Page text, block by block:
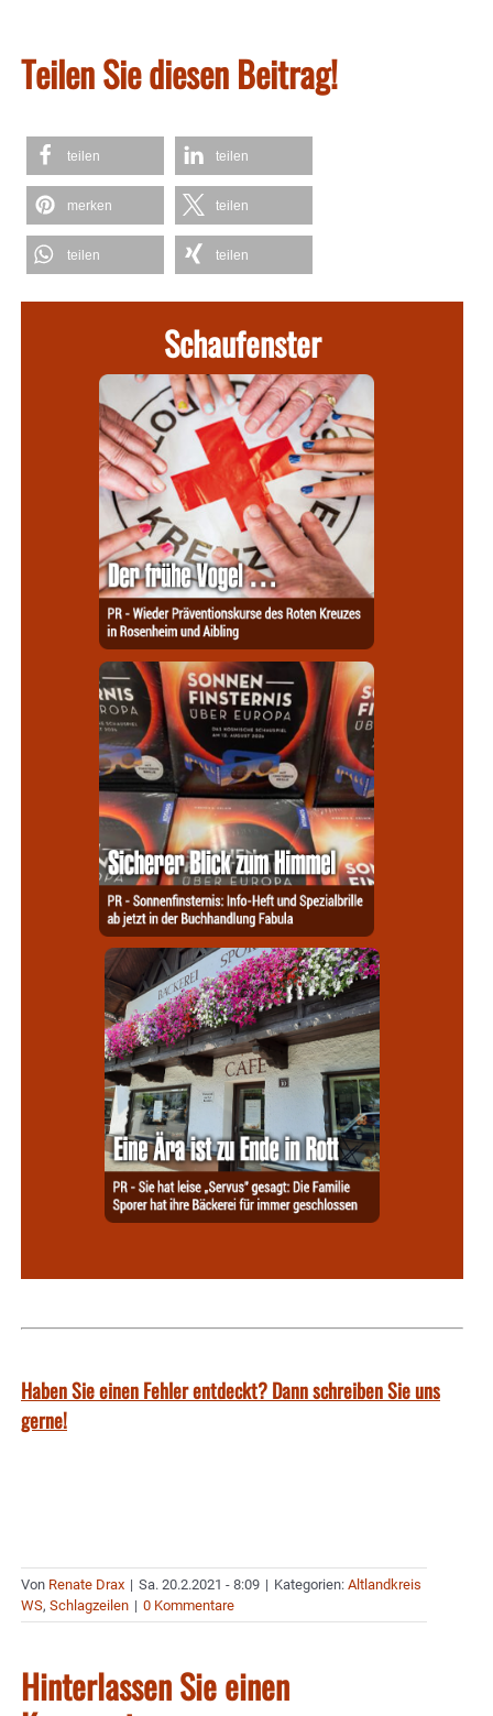
Teilen Sie diesen Beitrag!
teilen teilen
merken teilen
teilen teilen
Schaufenster
Haben Sie einen Fehler entdeckt? Dann schreiben Sie uns
gerne!
Von Renate Drax | Sa. 20.2.2021 - 8:09 | Kategorien: Altlandkreis
WS, Schlagzeilen | 0 Kommentare
Hinterlassen Sie einen